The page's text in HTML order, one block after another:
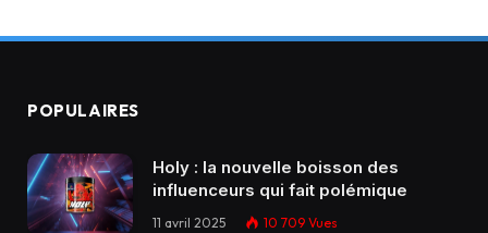
POPULAIRES
Holy : la nouvelle boisson des
influenceurs qui fait polémique
11 avril 2025 10 709 Vues